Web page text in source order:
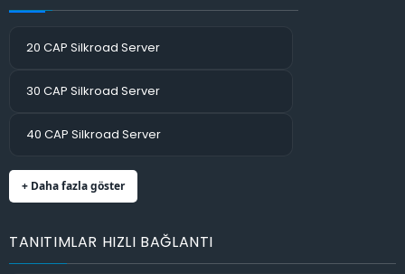
20 CAP Silkroad Server
30 CAP Silkroad Server
40 CAP Silkroad Server
+ Daha fazla göster
TANITIMLAR HIZLI BAĞLANTI